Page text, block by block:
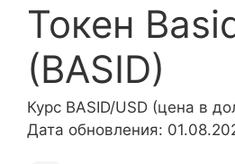
Токен
(BASID)
Курс BASID/USD (цена в
Дата обновления: